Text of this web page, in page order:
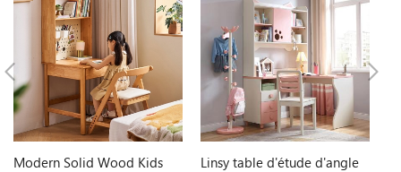
Modern Solid Wood Kids
Linsy table d'étude d'angle